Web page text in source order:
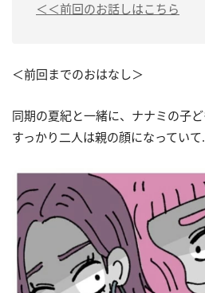
＜＜前回のお話しはこちら
＜前回までのおはなし＞
同期の夏紀と一緒に、ナナミの子
すっかり二人は親の顔になっていて